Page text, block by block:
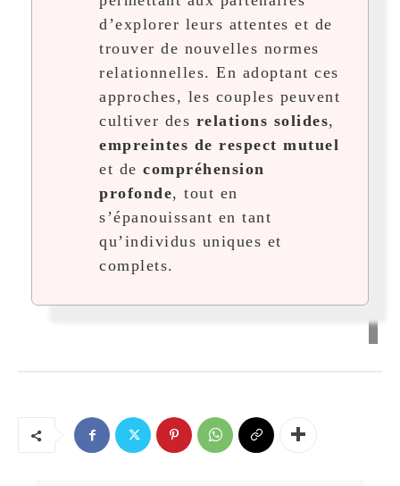
d’explorer leurs attentes et de
trouver de nouvelles normes
relationnelles. En adoptant ces
approches, les couples peuvent
cultiver des relations solides,
empreintes de respect mutuel
et de compréhension
profonde, tout en
s’épanouissant en tant
qu’individus uniques et
complets.